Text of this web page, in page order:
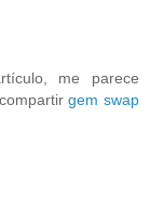
me parece
gem swap